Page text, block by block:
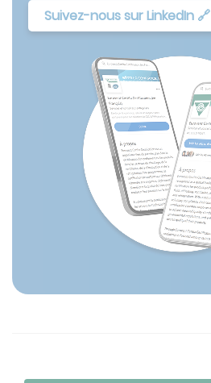
Suivez-nous sur LinkedIn 🔗